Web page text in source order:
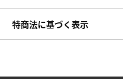
特商法に基づく表示